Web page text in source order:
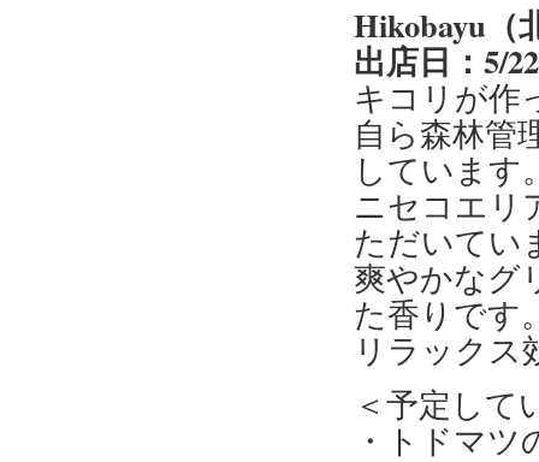
Hikobayu（
出店日：5/
キコリが作
自ら森林管
しています
ニセコエリ
ただいてい
爽やかなグ
た香りです
リラックス
＜予定して
・トドマ